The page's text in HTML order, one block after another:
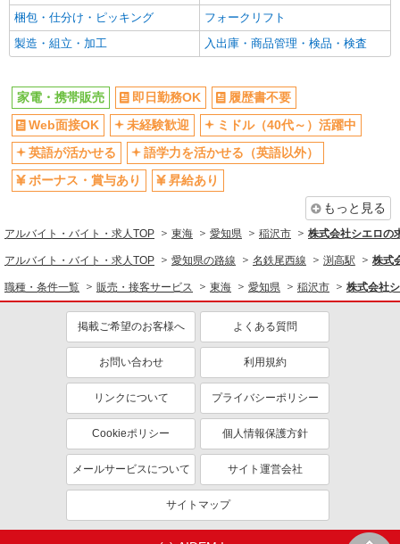
梱包・仕分け・ピッキング
フォークリフト
製造・組立・加工
入出庫・商品管理・検品・検査
家電・携帯販売 即日勤務OK
履歴書不要
Web面接OK
未経験歓迎
ミドル（40代～）活躍中
英語が活かせる
語学力を活かせる（英語以外）
ボーナス・賞与あり
昇給あり
もっと見る
アルバイト・バイト・求人TOP 東海 愛知県 稲沢市 株式会社シエロの
アルバイト・バイト・求人TOP 愛知県の路線 名鉄尾西線 渕高駅 株式
職種・条件一覧 販売・接客サービス 東海 愛知県 稲沢市 株式会社
掲載ご希望のお客様へ よくある質問
お問い合わせ 利用規約
リンクについて プライバシーポリシー
Cookieポリシー 個人情報保護方針
メールサービスについて サイト運営会社
サイトマップ